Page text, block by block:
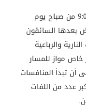
وتنطلق الجولة الثانية تمام الساعة 9:00 من صباح يوم
بعدها السائقون
والرباعية
مواز للمسار
أن تبدأ المنافسات
عدد من اللفات